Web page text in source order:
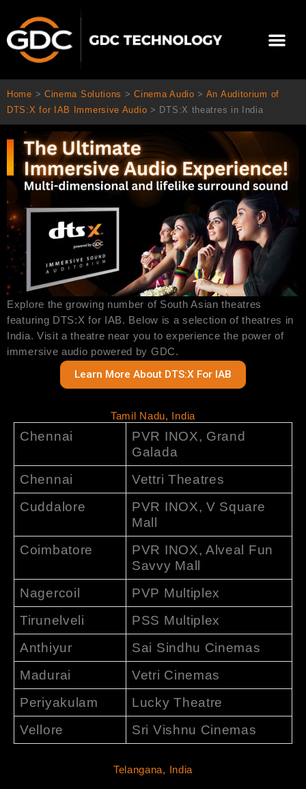
츠
Home > Cinema Solutions >Cinema Audio > An Auditorium of
DTS:X for IAB Immersive Audio > DTS:X theatres in India
Explore the growing number of South Asian theatres
featuring DTS:X for IAB. Below is a selection of theatres in
India. Visit a theatre near you to experience the power of
immersive audio powered by GDC.
Learn More About DTS:X For IAB
Tamil Nadu, India
Chennai
PVR INOX, Grand
Galada
Chennai
Vettri Theatres
Cuddalore
PVR INOX, V Square
Mall
Coimbatore
PVR INOX, Alveal Fun
Savvy Mall
Nagercoil
PVP Multiplex
Tirunelveli
PSS Multiplex
Anthiyur
Sai Sindhu Cinemas
Madurai
Vetri Cinemas
Periyakulam
Lucky Theatre
Vellore
Sri Vishnu Cinemas
Telangana, India